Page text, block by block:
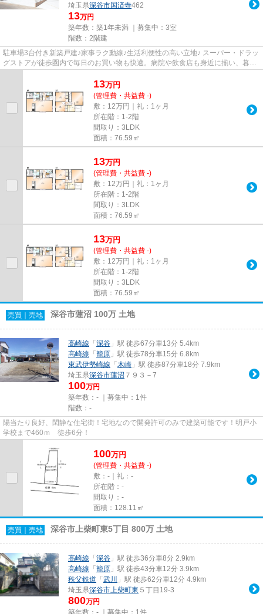
埼玉県深谷市国済寺462
13万円
築年数：築1年未満 ｜募集中： 3室
階数：2階建
駐車場3台付き新築戸建♪家事ラク動線♪生活利便性の高い立地♪ スーパー・ドラッ
グストアが徒歩圏内で毎日のお買い物も快適。病院や飲食店も身近に揃い、暮ら
しやすい住環境です。バルコ...
13万円
(管理費・共益費 -)
敷：12万円｜礼：1ヶ月
所在階：1-2階
間取り：3LDK
面積：76.59㎡
13万円
(管理費・共益費 -)
敷：12万円｜礼：1ヶ月
所在階：1-2階
間取り：3LDK
面積：76.59㎡
13万円
(管理費・共益費 -)
敷：12万円｜礼：1ヶ月
所在階：1-2階
間取り：3LDK
面積：76.59㎡
売買｜売地 深谷市蓮沼 100万 土地
高崎線 「深谷 」駅 徒歩67分車13分 5.4km
高崎線 「籠原 」駅 徒歩78分車15分 6.8km
東武伊勢崎線 「木崎 」駅 徒歩87分車18分 7.9km
埼玉県深谷市蓮沼 ７９３－7
100万円
築年数：- ｜募集中： 1件
階数：-
陽当たり良好、閑静な住宅街！宅地なので開発許可のみで建築可能です！明戸小
学校まで460ｍ 徒歩6分！
100万円
(管理費・共益費 -)
敷：-｜礼：-
所在階：-
間取り：-
面積：128.11㎡
売買｜売地 深谷市上柴町東5丁目 800万 土地
高崎線 「深谷 」駅 徒歩36分車8分 2.9km
高崎線 「籠原 」駅 徒歩43分車12分 3.9km
秩父鉄道 「武川
」駅 徒歩62分車12分 4.9km
埼玉県深谷市 上柴町東 ５丁目19-3
800万円
築年数：- ｜募集中： 1件